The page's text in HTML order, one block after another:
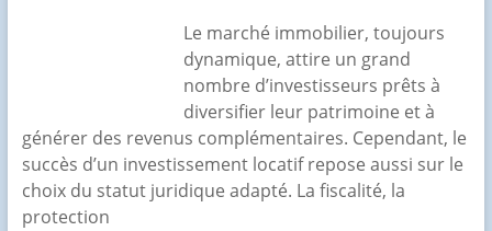
Le marché immobilier, toujours
dynamique, attire un grand
nombre d’investisseurs prêts à
diversifier leur patrimoine et à
générer des revenus complémentaires. Cependant, le
succès d’un investissement locatif repose aussi sur le
choix du statut juridique adapté. La fiscalité, la
protection